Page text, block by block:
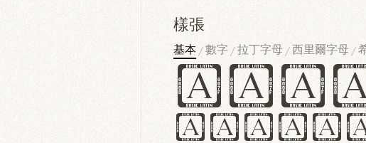
樣張
基本 /數字 /拉丁字母 /西里爾字母 /